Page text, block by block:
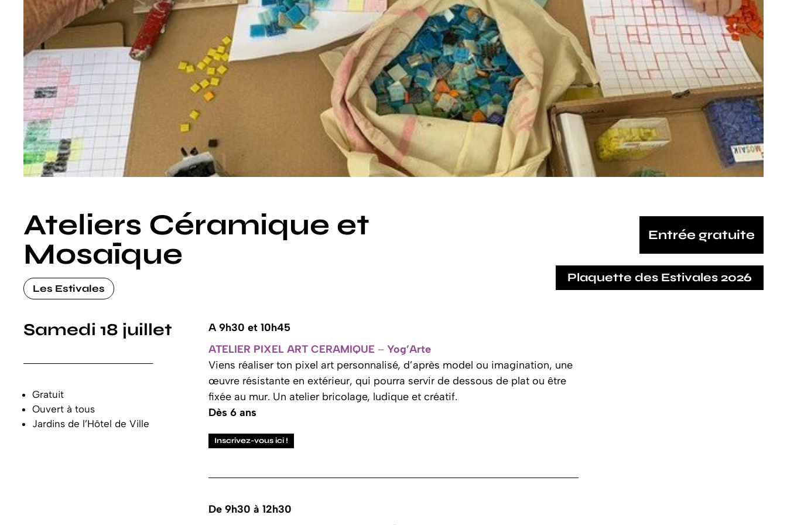
Ateliers Céramique et
Mosaïque
Les Estivales
Entrée gratuite
Plaquette des Estivales 2026
Samedi 18 juillet
Gratuit
Ouvert à tous
Jardins de l’Hôtel de Ville
A 9h30 et 10h45
ATELIER PIXEL ART CERAMIQUE – Yog’Arte
Viens réaliser ton pixel art personnalisé, d’après model ou imagination, une
œuvre résistante en extérieur, qui pourra servir de dessous de plat ou être
fixée au mur. Un atelier bricolage, ludique et créatif.
Dès 6 ans
Inscrivez-vous ici !
De 9h30 à 12h30